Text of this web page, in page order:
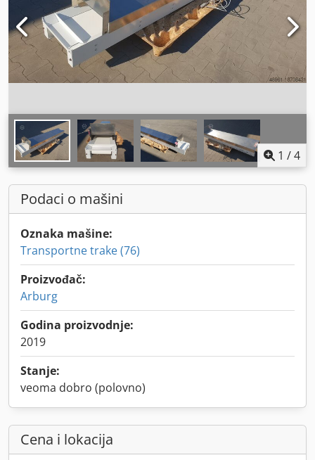
1 /4
Podaci o mašini
Oznaka mašine:
Transportne trake (76)
Proizvođač:
Arburg
Godina proizvodnje:
2019
Stanje:
veoma dobro (polovno)
Cena i lokacija